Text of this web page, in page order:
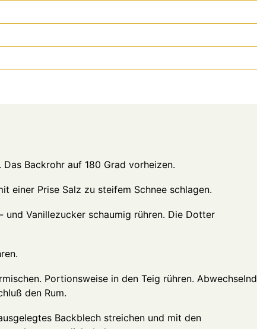
Backrohr auf 180 Grad vorheizen.
einer Prise Salz zu steifem Schnee schlagen.
Vanillezucker schaumig rühren. Die Dotter
Portionsweise in den Teig rühren. Abwechselnd
den Rum.
Backblech streichen und mit den